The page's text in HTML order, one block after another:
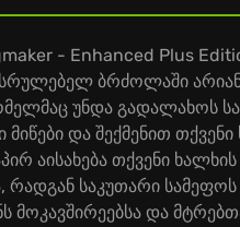
- Enhanced Plus
ბრძოლაში არიან
უნდა გადალახოს
და შექმენით
აისახება თქვენი
რადგან საკუთარი
მოკავშირეებსა და